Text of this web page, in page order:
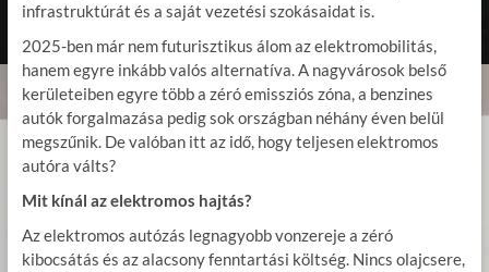
infrastruktúrát és a saját vezetési szokásaidat is.
2025-ben már nem futurisztikus álom az elektromobilitás,
hanem egyre inkább valós alternatíva. A nagyvárosok belső
kerületeiben egyre több a zéró emissziós zóna, a benzines
autók forgalmazása pedig sok országban néhány éven belül
megszűnik. De valóban itt az idő, hogy teljesen elektromos
autóra válts?
Mit kínál az elektromos hajtás?
Az elektromos autózás legnagyobb vonzereje a zéró
kibocsátás és az alacsony fenntartási költség. Nincs olajcsere,